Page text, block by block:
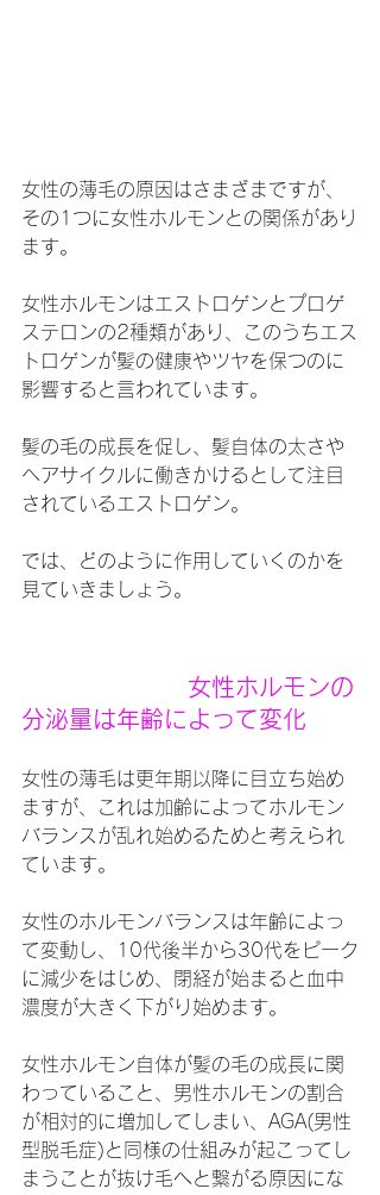
女性の薄毛の原因はさまざまですが、
その1つに女性ホルモンとの関係があり
ます。
女性ホルモンはエストロゲンとプロゲ
ステロンの2種類があり、このうちエス
トロゲンが髪の健康やツヤを保つのに
影響すると言われています。
髪の毛の成長を促し、髪自体の太さや
ヘアサイクルに働きかけるとして注目
されているエストロゲン。
では、どのように作用していくのかを
見ていきましょう。
女性ホルモンの
分泌量は年齢によって変化
女性の薄毛は更年期以降に目立ち始め
ますが、これは加齢によってホルモン
バランスが乱れ始めるためと考えられ
ています。
女性のホルモンバランスは年齢によっ
て変動し、10代後半から30代をピーク
に減少をはじめ、閉経が始まると血中
濃度が大きく下がり始めます。
女性ホルモン自体が髪の毛の成長に関
わっていること、男性ホルモンの割合
が相対的に増加してしまい、AGA(男性
型脱毛症)と同様の仕組みが起こってし
まうことが抜け毛へと繋がる原因にな